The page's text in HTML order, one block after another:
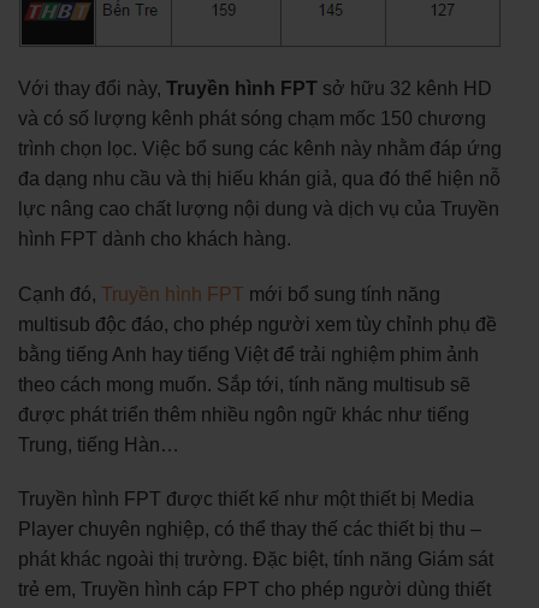
Với thay đổi này, Truyền hình FPT sở hữu 32 kênh HD
và có số lượng kênh phát sóng chạm mốc 150 chương
trình chọn lọc. Việc bổ sung các kênh này nhằm đáp ứng
đa dạng nhu cầu và thị hiếu khán giả, qua đó thể hiện nỗ
lực nâng cao chất lượng nội dung và dịch vụ của Truyền
hình FPT dành cho khách hàng.
Cạnh đó, Truyền hình FPT mới bổ sung tính năng
multisub độc đáo, cho phép người xem tùy chỉnh phụ đề
bằng tiếng Anh hay tiếng Việt để trải nghiệm phim ảnh
theo cách mong muốn. Sắp tới, tính năng multisub sẽ
được phát triển thêm nhiều ngôn ngữ khác như tiếng
Trung, tiếng Hàn…
Truyền hình FPT được thiết kế như một thiết bị Media
Player chuyên nghiệp, có thể thay thế các thiết bị thu –
phát khác ngoài thị trường. Đặc biệt, tính năng Giám sát
trẻ em, Truyền hình cáp FPT cho phép người dùng thiết